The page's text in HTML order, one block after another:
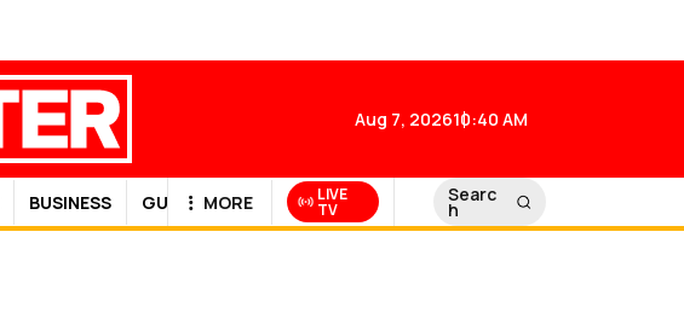
Aug 7, 202610:40 AM
BUSINESS GULF NEWS
MORE LIVE
TV
Searc
h